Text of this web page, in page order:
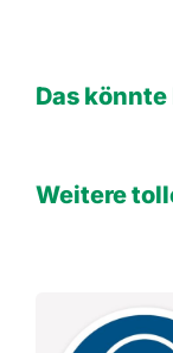
Das
Weitere